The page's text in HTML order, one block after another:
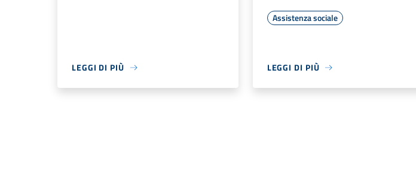
LEGGI DI PIÙ
Assistenza sociale
LEGGI DI PIÙ